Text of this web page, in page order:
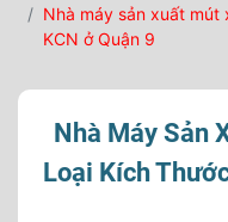
Nhà máy sản xuất mút
KCN ở Quận 9
Nhà Máy Sản
Loại Kích